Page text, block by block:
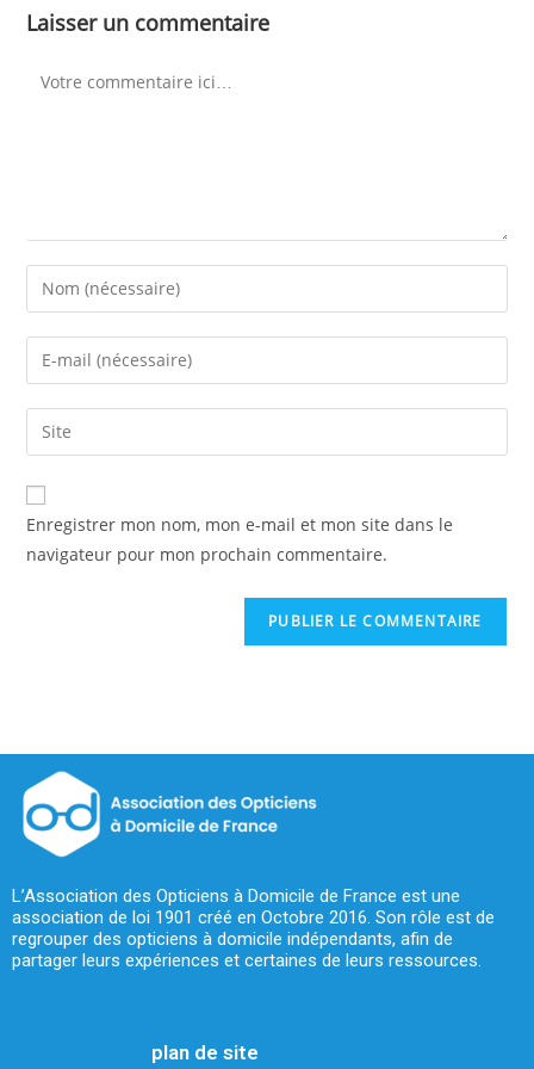
Laisser un commentaire
Enregistrer mon nom, mon e-mail et mon site dans le
navigateur pour mon prochain commentaire.
L’Association des Opticiens à Domicile de France est une
association de loi 1901 créé en Octobre 2016. Son rôle est de
regrouper des opticiens à domicile indépendants, afin de
partager leurs expériences et certaines de leurs ressources.
plan de site